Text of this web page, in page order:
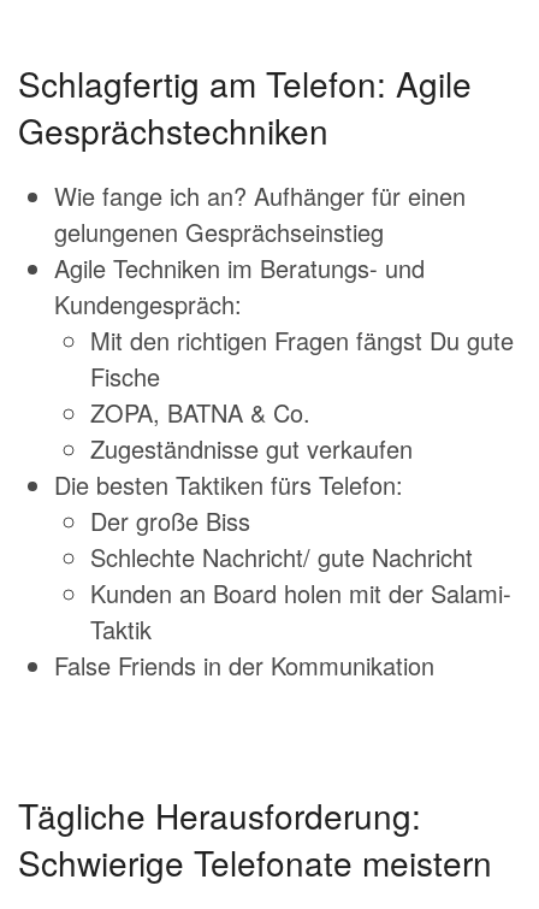
Schlagfertig am Telefon: Agile
Gesprächstechniken
Wie fange ich an? Aufhänger für einen
gelungenen Gesprächseinstieg
Agile Techniken im Beratungs- und
Kundengespräch:
Mit den richtigen Fragen fängst Du gute
Fische
ZOPA, BATNA & Co.
Zugeständnisse gut verkaufen
Die besten Taktiken fürs Telefon:
Der große Biss
Schlechte Nachricht/ gute Nachricht
Kunden an Board holen mit der Salami-
Taktik
False Friends in der Kommunikation
Tägliche Herausforderung:
Schwierige Telefonate meistern